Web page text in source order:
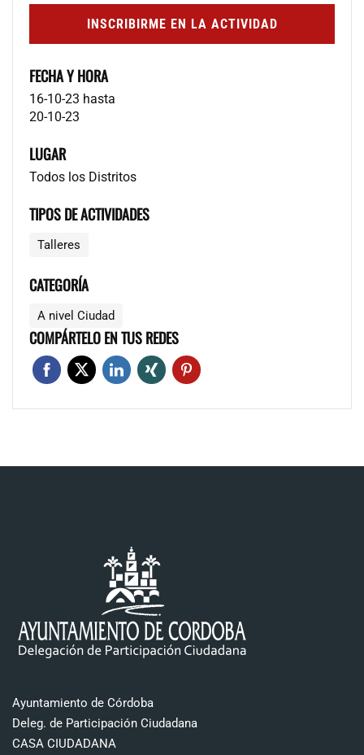
INSCRIBIRME EN LA ACTIVIDAD
FECHA Y HORA
16-10-23 hasta
20-10-23
LUGAR
Todos los Distritos
TIPOS DE ACTIVIDADES
Talleres
CATEGORÍA
A nivel Ciudad
COMPÁRTELO EN TUS REDES
Ayuntamiento de Córdoba
Deleg. de Participación Ciudadana
CASA CIUDADANA